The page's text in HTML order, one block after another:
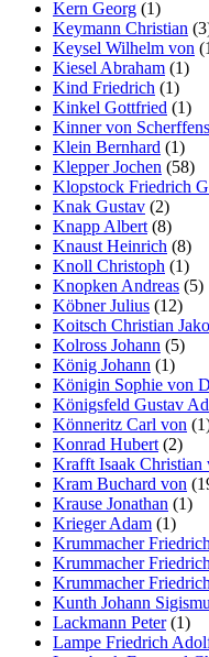
Kern Georg (1)
Keymann Christian
Keysel Wilhelm von
Kiesel Abraham (1)
Kind Friedrich (1)
Kinkel Gottfried (1)
Kinner von
Klein Bernhard (1)
Klepper Jochen (58)
Klopstock Friedrich
Knak Gustav (2)
Knapp Albert (8)
Knaust Heinrich (8)
Knoll Christoph (1)
Knopken Andreas (5)
Köbner Julius (12)
Koitsch Christian
Kolross Johann (5)
König Johann (1)
Königin Sophie von
Königsfeld Gustav
Könneritz Carl von
Konrad Hubert (2)
Krafft Isaak Christian
Kram Buchard von
Krause Jonathan (1)
Krieger Adam (1)
Krummacher
Krummacher
Krummacher
Kunth Johann
Lackmann Peter(1)
Lampe Friedrich